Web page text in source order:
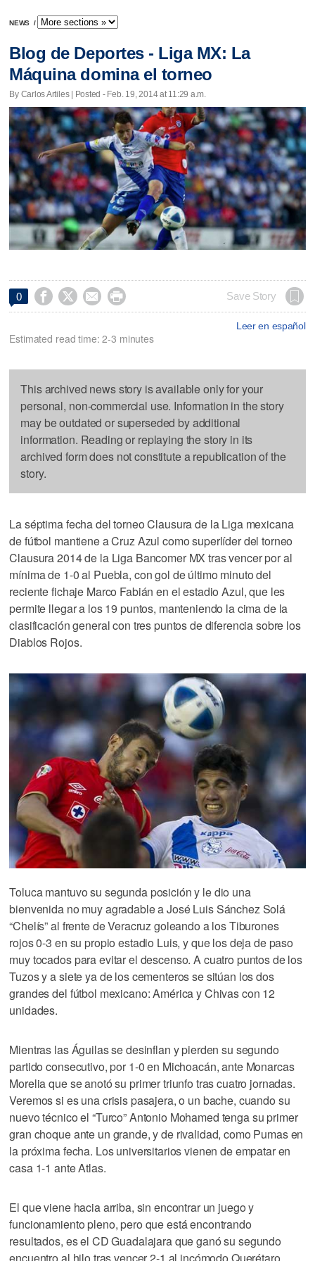
NEWS /
Blog de Deportes - Liga MX: La
Máquina domina el torneo
By Carlos Artiles | Posted - Feb. 19, 2014 at 11:29 a.m.
0     Save Story
Leer en español
Estimated read time: 2-3 minutes
This archived news story is available only for your
personal, non-commercial use. Information in the story
may be outdated or superseded by additional
information. Reading or replaying the story in its
archived form does not constitute a republication of the
story.
La séptima fecha del torneo Clausura de la Liga mexicana
de fútbol mantiene a Cruz Azul como superlíder del torneo
Clausura 2014 de la Liga Bancomer MX tras vencer por al
mínima de 1-0 al Puebla, con gol de último minuto del
reciente fichaje Marco Fabián en el estadio Azul, que les
permite llegar a los 19 puntos, manteniendo la cima de la
clasificación general con tres puntos de diferencia sobre los
Diablos Rojos.
Toluca mantuvo su segunda posición y le dio una
bienvenida no muy agradable a José Luis Sánchez Solá
“Chelís” al frente de Veracruz goleando a los Tiburones
rojos 0-3 en su propio estadio Luis, y que los deja de paso
muy tocados para evitar el descenso. A cuatro puntos de los
Tuzos y a siete ya de los cementeros se sitúan los dos
grandes del fútbol mexicano: América y Chivas con 12
unidades.
Mientras las Águilas se desinflan y pierden su segundo
partido consecutivo, por 1-0 en Michoacán, ante Monarcas
Morelia que se anotó su primer triunfo tras cuatro jornadas.
Veremos si es una crisis pasajera, o un bache, cuando su
nuevo técnico el “Turco” Antonio Mohamed tenga su primer
gran choque ante un grande, y de rivalidad, como Pumas en
la próxima fecha. Los universitarios vienen de empatar en
casa 1-1 ante Atlas.
El que viene hacia arriba, sin encontrar un juego y
funcionamiento pleno, pero que está encontrando
resultados, es el CD Guadalajara que ganó su segundo
encuentro al hilo tras vencer 2-1 al incómodo Querétaro.